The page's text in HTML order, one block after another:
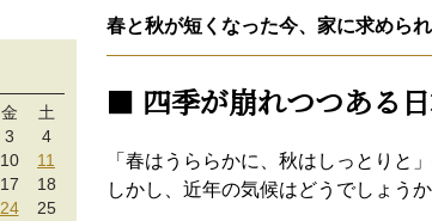
春と秋が短くなった今、家に求めら
■ 四季が崩れつつある
「春はうららかに、秋はしっとり
しかし、近年の気候はどうでしょう
金
土
3
4
10
11
17
18
24
25